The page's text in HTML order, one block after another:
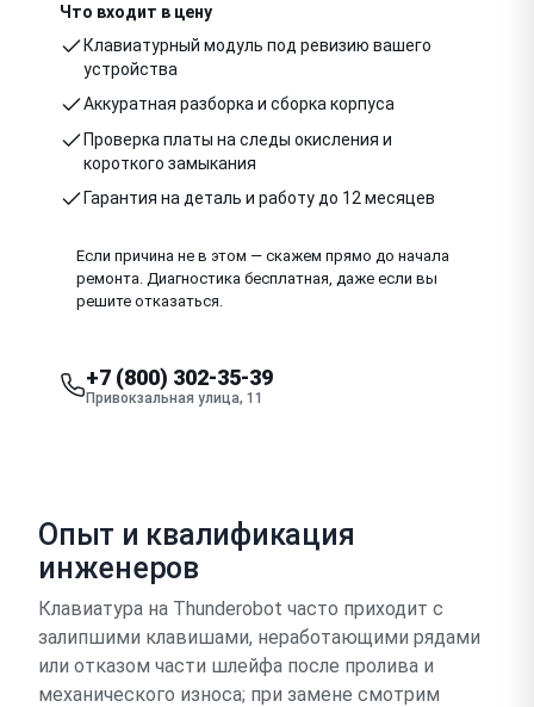
Что входит в цену
Клавиатурный модуль под ревизию вашего
устройства
Аккуратная разборка и сборка корпуса
Проверка платы на следы окисления и
короткого замыкания
Гарантия на деталь и работу до 12 месяцев
Если причина не в этом — скажем прямо до начала
ремонта. Диагностика бесплатная, даже если вы
решите отказаться.
+7 (800) 302-35-39
Привокзальная улица, 11
Опыт и квалификация
инженеров
Клавиатура на Thunderobot часто приходит с
залипшими клавишами, неработающими рядами
или отказом части шлейфа после пролива и
механического износа; при замене смотрим